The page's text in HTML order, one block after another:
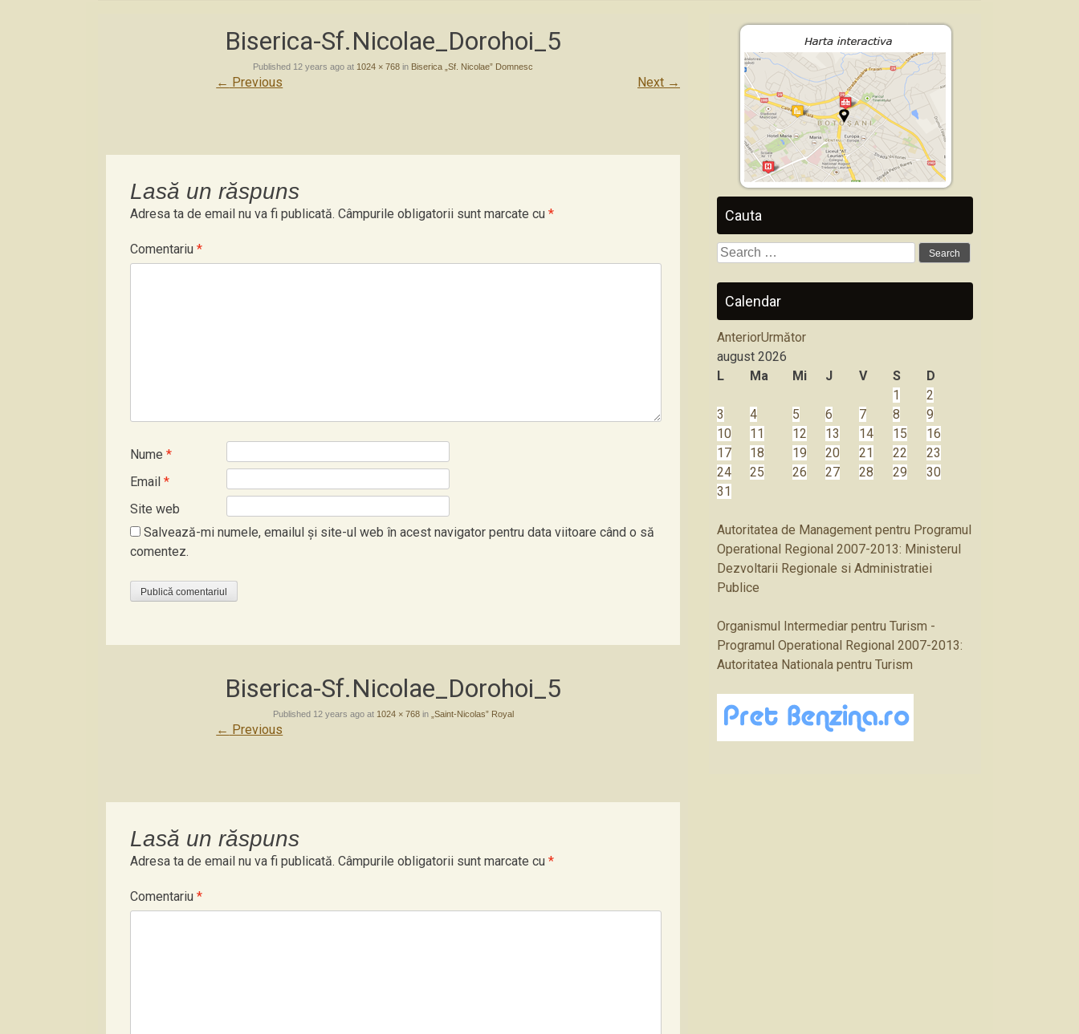
Biserica-Sf.Nicolae_Dorohoi_5
Published 12 years ago at 1024 × 768 in Biserica „Sf. Nicolae” Domnesc
← Previous Next →
Lasă un răspuns
Adresa ta de email nu va fi publicată. Câmpurile obligatorii sunt marcate cu *
Comentariu *
Nume *
Email *
Site web
Salvează-mi numele, emailul și site-ul web în acest navigator pentru data viitoare când o să
comentez.
Biserica-Sf.Nicolae_Dorohoi_5
Published 12 years agoat 1024 × 768in „Saint-Nicolas” Royal
← Previous
Lasă un răspuns
Adresa ta de email nu va fi publicată. Câmpurile obligatorii sunt marcate cu *
Comentariu *
Cauta
Search
Calendar
AnteriorUrmător
august 2026
L
Ma Mi J V S
D
1
2
3
4 5 6 7 8
9
10
11 12 13 14 15
16
17
18 19 20 21 22
23
24
25 26 27 28 29
30
31
Autoritatea de Management pentru Programul
Operational Regional 2007-2013: Ministerul
Dezvoltarii Regionale si Administratiei
Publice
Organismul Intermediar pentru Turism -
Programul Operational Regional 2007-2013:
Autoritatea Nationala pentru Turism